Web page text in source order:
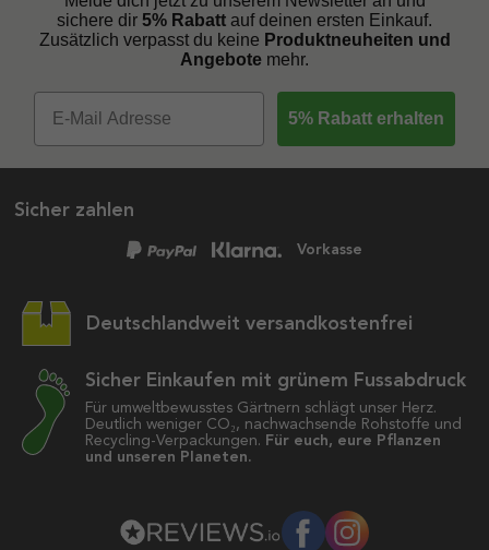
sichere dir 5% Rabatt auf deinen ersten Einkauf.
Zusätzlich verpasst du keine Produktneuheiten und
Angebote mehr.
5% Rabatt erhalten
Sicher zahlen
Vorkasse
Deutschlandweit versandkostenfrei
Sicher Einkaufen mit grünem Fussabdruck
Für umweltbewusstes Gärtnern schlägt unser Herz.
Deutlich weniger CO₂, nachwachsende Rohstoffe und
Recycling-Verpackungen. Für euch, eure Pflanzen
und unseren Planeten.